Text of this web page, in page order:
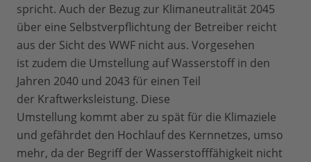
spricht. Auch der Bezug zur Klimaneutralität 2045
über eine Selbstverpflichtung der Betreiber reicht
aus der Sicht des WWF nicht aus. Vorgesehen
ist zudem die Umstellung auf Wasserstoff in den
Jahren 2040 und 2043 für einen Teil
der Kraftwerksleistung. Diese
Umstellung kommt aber zu spät für die Klimaziele
und gefährdet den Hochlauf des Kernnetzes, umso
mehr, da der Begriff der Wasserstofffähigkeit nicht